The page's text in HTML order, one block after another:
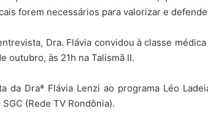
forem necessários para valorizar e
Dra. Flávia convidou à classe
outubro, às 21h na Talismã II.
da Draª Flávia Lenzi ao programa Léo
SGC (Rede TV Rondônia).